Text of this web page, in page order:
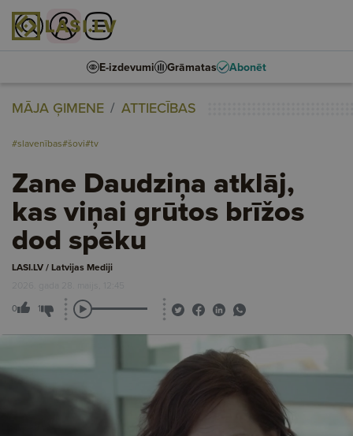
E-izdevumi Grāmatas Abonēt
MĀJA ĢIMENE ATTIECĪBAS
#slavenības#šovi#tv
Zane Daudziņa atklāj,
kas viņai grūtos brīžos
dod spēku
LASI.LV / Latvijas Mediji
2026. gada 28. maijs, 12:45
0 1